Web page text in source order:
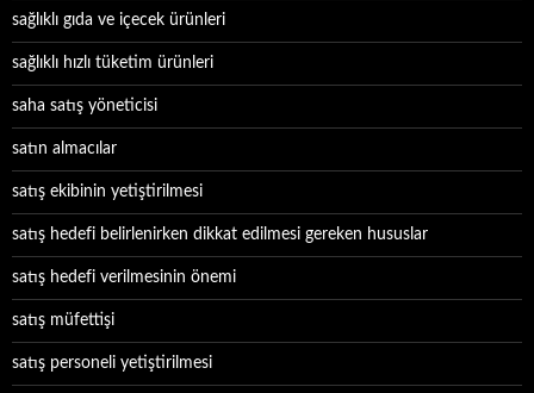
sağlıklı gıda ve içecek ürünleri
sağlıklı hızlı tüketim ürünleri
saha satış yöneticisi
satın almacılar
satış ekibinin yetiştirilmesi
satış hedefi belirlenirken dikkat edilmesi gereken hususlar
satış hedefi verilmesinin önemi
satış müfettişi
satış personeli yetiştirilmesi